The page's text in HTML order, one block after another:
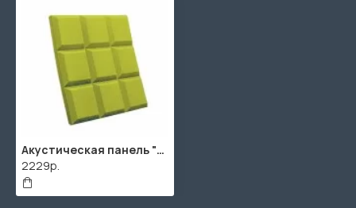
Акустическая панель "Квадрат" / 2000х1000х40мм / 2м² / SPG2236 / Желтый
2229р.